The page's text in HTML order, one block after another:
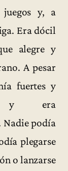
y, a
Era dócil
alegre y
A pesar
fuertes y
y era
Nadie podía
plegarse
o lanzarse